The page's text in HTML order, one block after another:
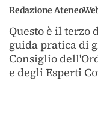
Redazione
Questo è il terzo
guida pratica di
Consiglio
e degli Esperti